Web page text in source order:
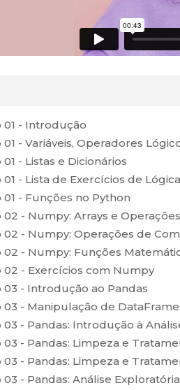
- Introdução
- Variáveis, Operadores
- Listas e Dicionários
- Lista de Exercícios de Lógica
- Funções no Python
- Numpy: Arrays e
- Numpy: Operações de
- Numpy: Funções
- Exercícios com Numpy
- Introdução ao Pandas
- Manipulação de
- Pandas: Introdução à
- Pandas: Limpeza e
- Pandas: Limpeza e
- Pandas: Análise